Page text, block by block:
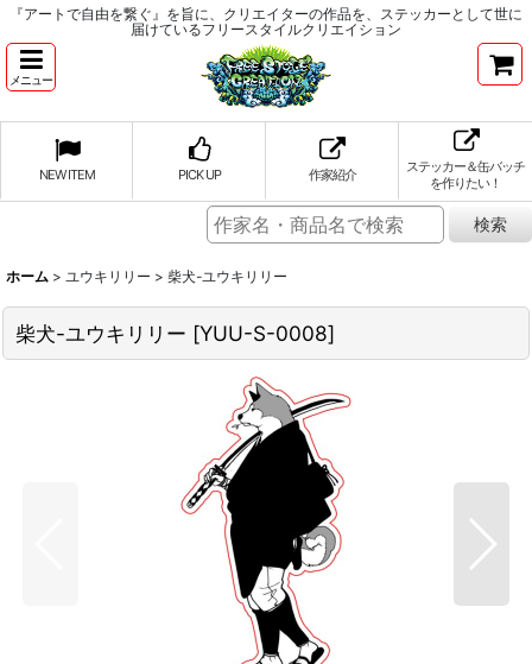
『アートで自由を繋ぐ』を旨に、クリエイターの作品を、ステッカーとして世に
届けているフリースタイルクリエイション
メニュー
NEW ITEM PICK UP 作家紹介
ステッカー＆缶バッチ
を作りたい！
ホーム > ユウキリリー > 柴犬-ユウキリリー
柴犬-ユウキリリー [YUU-S-0008]